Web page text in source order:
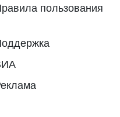
пользования